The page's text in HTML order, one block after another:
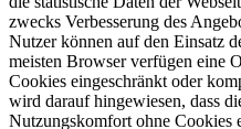
zwecks Verbesserung des
Nutzer können auf den Einsatz
meisten Browser verfügen eine
Cookies eingeschränkt oder
wird darauf hingewiesen, dass
Nutzungskomfort ohne Cookies